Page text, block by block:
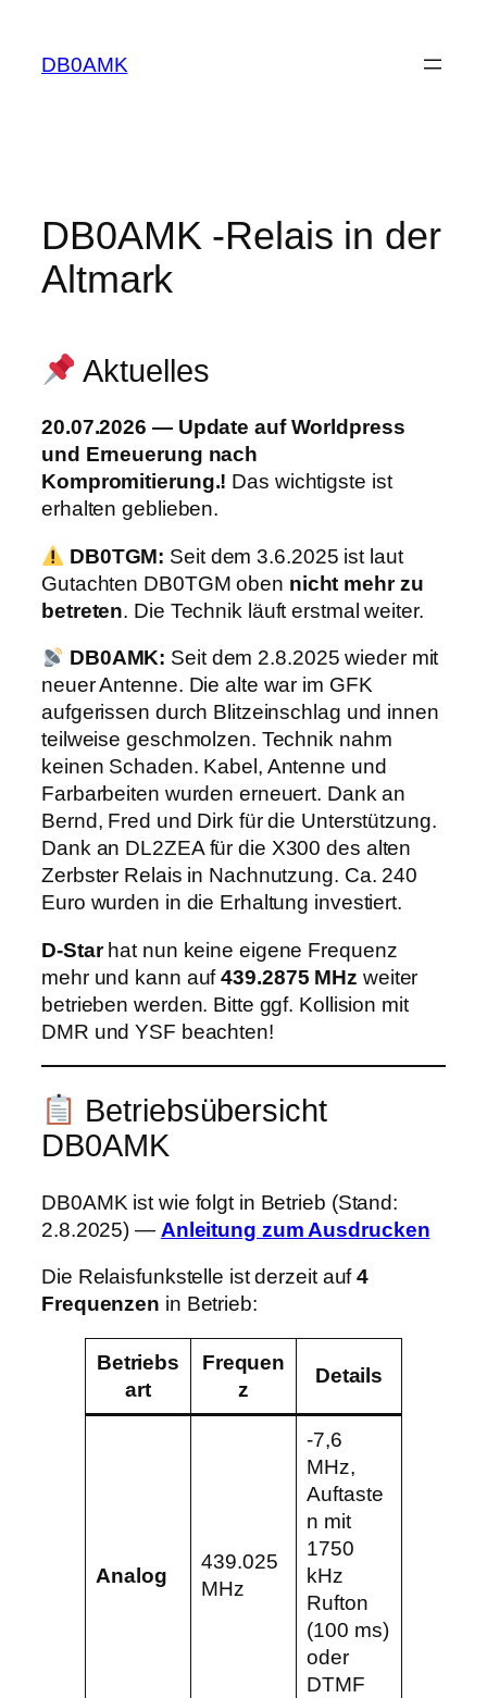
springen
DB0AMK
DB0AMK -Relais in der
Altmark
Aktuelles
20.07.2026 — Update auf Worldpress
und Erneuerung nach
Kompromitierung.! Das wichtigste ist
erhalten geblieben.
DB0TGM: Seit dem 3.6.2025 ist laut
Gutachten DB0TGM oben nicht mehr zu
betreten. Die Technik läuft erstmal weiter.
DB0AMK: Seit dem 2.8.2025 wieder mit
neuer Antenne. Die alte war im GFK
aufgerissen durch Blitzeinschlag und innen
teilweise geschmolzen. Technik nahm
keinen Schaden. Kabel, Antenne und
Farbarbeiten wurden erneuert. Dank an
Bernd, Fred und Dirk für die Unterstützung.
Dank an DL2ZEA für die X300 des alten
Zerbster Relais in Nachnutzung. Ca. 240
Euro wurden in die Erhaltung investiert.
D-Starhat nun keine eigene Frequenz
mehr und kann auf439.2875 MHz weiter
betrieben werden. Bitte ggf. Kollision mit
DMR und YSF beachten!
Betriebsübersicht
DB0AMK
DB0AMK ist wie folgt in Betrieb (Stand:
2.8.2025) — Anleitung zum Ausdrucken
Die Relaisfunkstelle ist derzeit auf4
Frequenzen in Betrieb:
Betriebs
art
Frequen
z
Details
Analog
439.025
MHz
-7,6
MHz,
Auftaste
n mit
1750
kHz
Rufton
(100 ms)
oder
DTMF